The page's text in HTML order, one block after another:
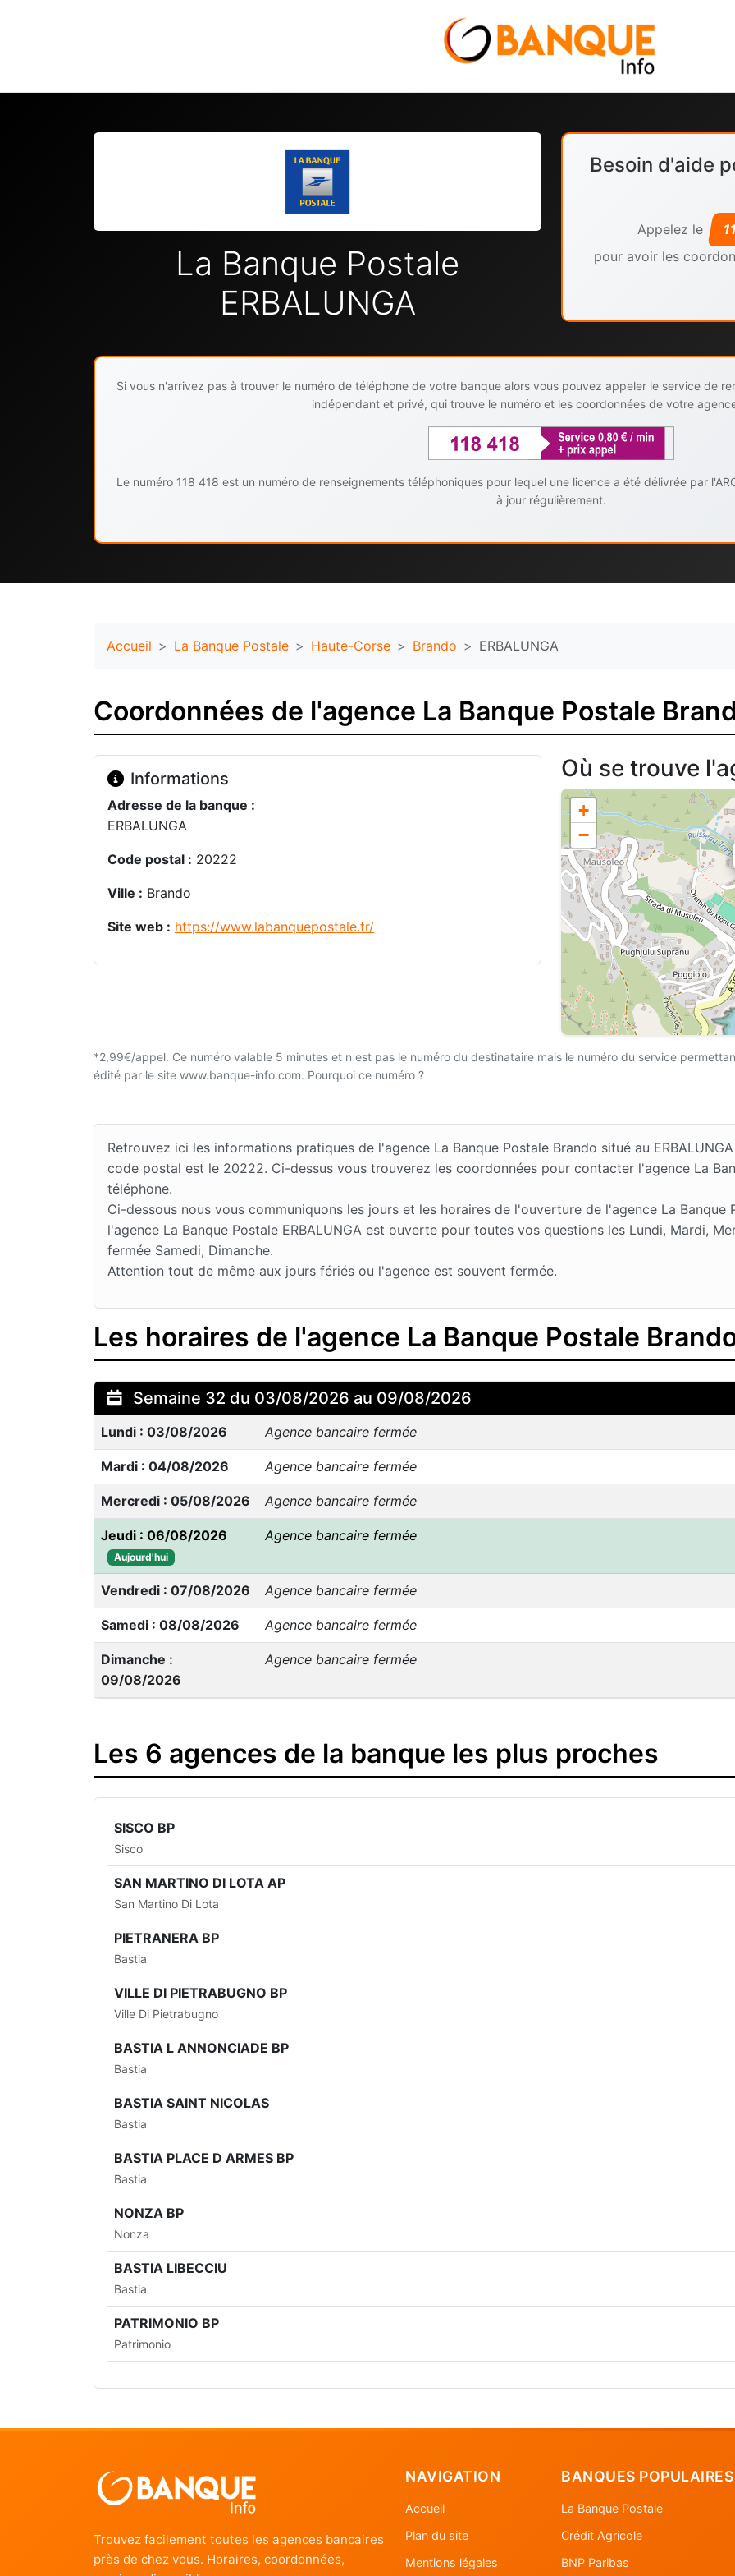
La Banque Postale
ERBALUNGA
Besoin d'aide
Appelez le
pour avoir les
Si vous n'arrivez pas à trouver le numéro de téléphone de votre banque alors vous pouvez appeler le service de
indépendant et privé, qui trouve le numéro et les coordonnées de votre
Le numéro 118 418 est un numéro de renseignements téléphoniques pour lequel une licence a été délivrée par
à jour régulièrement.
Accueil La Banque Postale Haute-Corse Brando ERBALUNGA
Coordonnées de l'agence La Banque Postale
Informations
Adresse de la banque :
ERBALUNGA
Code postal : 20222
Ville : Brando
Site web : https://www.labanquepostale.fr/
Où se trouve
+
−
*2,99€/appel. Ce numéro valable 5 minutes et n est pas le numéro du destinataire mais le numéro du service
édité par le site www.banque-info.com. Pourquoi ce numéro ?
Retrouvez ici les informations pratiques de l'agence La Banque Postale Brando situé au
code postal est le 20222. Ci-dessus vous trouverez les coordonnées pour contacter l'agence La
téléphone.
Ci-dessous nous vous communiquons les jours et les horaires de l'ouverture de l'agence La Banque
l'agence La Banque Postale ERBALUNGA est ouverte pour toutes vos questions les Lundi, Mardi,
fermée Samedi, Dimanche.
Attention tout de même aux jours fériés ou l'agence est souvent fermée.
Les horaires de l'agence La Banque Postale
Semaine 32 du 03/08/2026 au 09/08/2026
Lundi : 03/08/2026 Agence bancaire fermée
Mardi : 04/08/2026 Agence bancaire fermée
Mercredi : 05/08/2026 Agence bancaire fermée
Jeudi : 06/08/2026
Aujourd'hui
Agence bancaire fermée
Vendredi : 07/08/2026 Agence bancaire fermée
Samedi : 08/08/2026 Agence bancaire fermée
Dimanche :
09/08/2026
Agence bancaire fermée
Les 6 agences de la banque les plus proches
SISCO BP
Sisco
SAN MARTINO DI LOTA AP
San Martino Di Lota
PIETRANERA BP
Bastia
VILLE DI PIETRABUGNO BP
Ville Di Pietrabugno
BASTIA L ANNONCIADE BP
Bastia
BASTIA SAINT NICOLAS
Bastia
BASTIA PLACE D ARMES BP
Bastia
NONZA BP
Nonza
BASTIA LIBECCIU
Bastia
PATRIMONIO BP
Patrimonio
Trouvez facilement toutes les agences bancaires
près de chez vous. Horaires, coordonnées,
NAVIGATION
Accueil
Plan du site
Mentions légales
BANQUES POPULAIRES
La Banque Postale
Crédit Agricole
BNP Paribas